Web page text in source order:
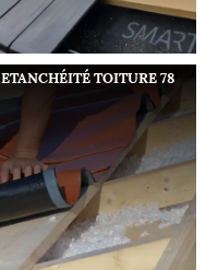
ETANCHÉITÉ TOITURE 78